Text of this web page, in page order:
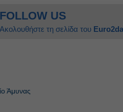
FOLLOW US
Ακολουθήστε τη σελίδα του
Άμυνας